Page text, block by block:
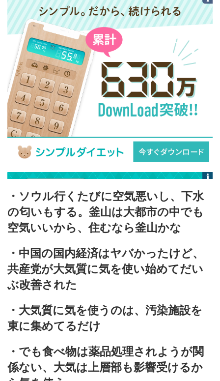
・ソウル行くたびに空気悪いし、下水
の匂いもする。釜山は大都市の中でも
空気いいから、住むなら釜山かな
・中国の国内経済はヤバかったけど、
共産党が大気質に気を使い始めてだい
ぶ改善された
・大気質に気を使うのは、汚染施設を
東に集めてるだけ
・でも食べ物は薬品処理されようが関
係ない、大気は上層部も影響受けるか